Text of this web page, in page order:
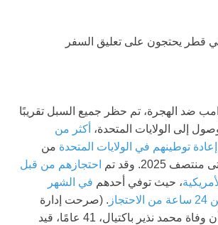
في قطر يحتجون على تعليق السفر
ضد الهجرة، تم حظر جميع السبل تقريبًا
إلى الولايات المتحدة، أكثر من
من
احتجازهم من قبل
، حيث توفي أحدهم في الشهر
. (صرحت إدارة
الهجرة والجمارك أن وفاة محمد نذير باكتيال، 41 عامًا، قيد